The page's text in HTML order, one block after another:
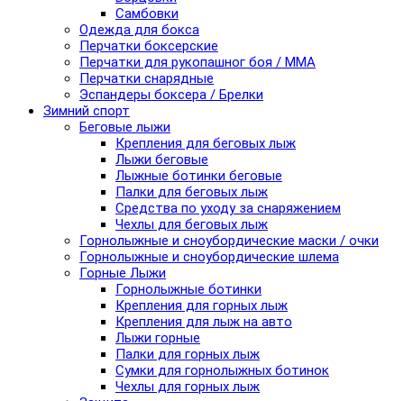
Самбовки
Одежда для бокса
Перчатки боксерские
Перчатки для рукопашног боя / ММА
Перчатки снарядные
Эспандеры боксера / Брелки
Зимний спорт
Беговые лыжи
Крепления для беговых лыж
Лыжи беговые
Лыжные ботинки беговые
Палки для беговых лыж
Средства по уходу за снаряжением
Чехлы для беговых лыж
Горнолыжные и сноубордические маски / очки
Горнолыжные и сноубордические шлема
Горные Лыжи
Горнолыжные ботинки
Крепления для горных лыж
Крепления для лыж на авто
Лыжи горные
Палки для горных лыж
Сумки для горнолыжных ботинок
Чехлы для горных лыж